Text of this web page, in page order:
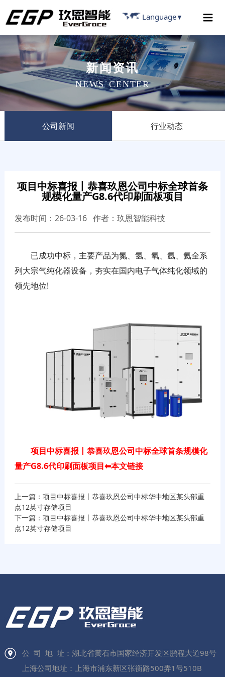
Language▼
新闻资讯
NEWS CENTER
公司新闻 行业动态
项目中标喜报丨恭喜玖恩公司中标全球首条
规模化量产G8.6代印刷面板项目
发布时间：26-03-16 作者：玖恩智能科技
已成功中标，主要产品为氮、氢、氧、氩、氦全系
列大宗气纯化器设备，夯实在国内电子气体纯化领域的
领先地位!
项目中标喜报丨恭喜玖恩公司中标全球首条规模化
量产G8.6代印刷面板项目⬅本文链接
上一篇：项目中标喜报丨恭喜玖恩公司中标华中地区某头部重
点12英寸存储项目
下一篇：项目中标喜报丨恭喜玖恩公司中标华中地区某头部重
点12英寸存储项目
公 司 地 址：湖北省黄石市国家经济开发区鹏程大道98号
上海公司地址：上海市浦东新区张衡路500弄1号510B